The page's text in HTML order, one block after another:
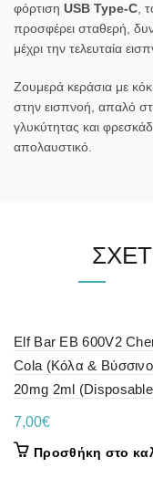
φόρτιση USB Type‑C ,
προσφέρει σταθερή,
μέχρι την τελευταία
Ζουμερά κεράσια με
στην εισπνοή, απαλό
γλυκύτητας και
απολαυστικό.
Elf Bar EB 600V2
Cola (Κόλα &
20mg 2ml
7,00€
Προσθήκη στο